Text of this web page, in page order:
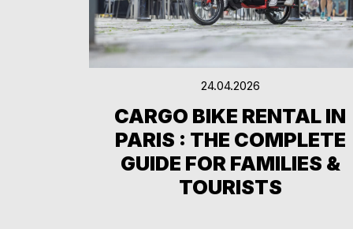
24.04.2026
CARGO BIKE RENTAL IN
PARIS : THE COMPLETE
GUIDE FOR FAMILIES &
TOURISTS